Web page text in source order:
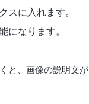
スに入れます。
になります。
と、画像の説明文が